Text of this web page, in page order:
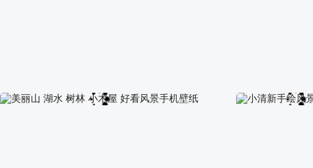
紫色薰衣草 天空 晚霞 云 日落 风景手机壁纸 榴莲水果手机